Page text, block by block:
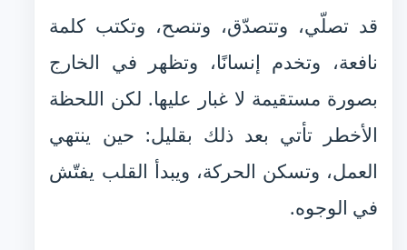
قد تصلّي، وتتصدّق، وتنصح، وتكتب كلمة
نافعة، وتخدم إنسانًا، وتظهر في الخارج
بصورة مستقيمة لا غبار عليها. لكن اللحظة
الأخطر تأتي بعد ذلك بقليل: حين ينتهي
العمل، وتسكن الحركة، ويبدأ القلب يفتّش
في الوجوه.